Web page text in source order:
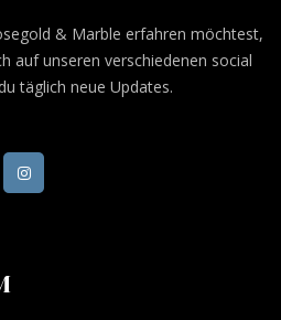
& Marble erfahren möchtest,
auf unseren verschiedenen social
täglich neue Updates.